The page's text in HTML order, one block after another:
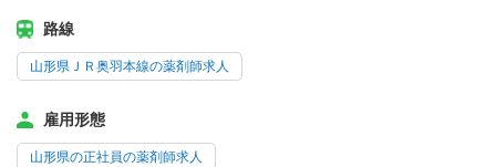
路線
山形県ＪＲ奥羽本線の薬剤師求人
雇用形態
山形県の正社員の薬剤師求人